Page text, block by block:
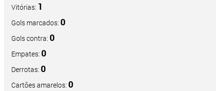
Vitórias: 1
Gols marcados: 0
Gols contra: 0
Empates: 0
Derrotas: 0
Cartões amarelos: 0